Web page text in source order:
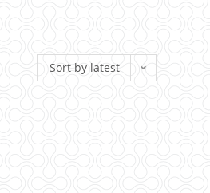
Sort by latest